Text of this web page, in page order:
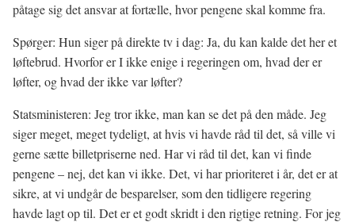
påtage sig det ansvar at fortælle, hvor pengene skal komme fra.
Spørger: Hun siger på direkte tv i dag: Ja, du kan kalde det her et
løftebrud. Hvorfor er I ikke enige i regeringen om, hvad der er
løfter, og hvad der ikke var løfter?
Statsministeren: Jeg tror ikke, man kan se det på den måde. Jeg
siger meget, meget tydeligt, at hvis vi havde råd til det, så ville vi
gerne sætte billetpriserne ned. Har vi råd til det, kan vi finde
pengene – nej, det kan vi ikke. Det, vi har prioriteret i år, det er at
sikre, at vi undgår de besparelser, som den tidligere regering
havde lagt op til. Det er et godt skridt i den rigtige retning. For jeg